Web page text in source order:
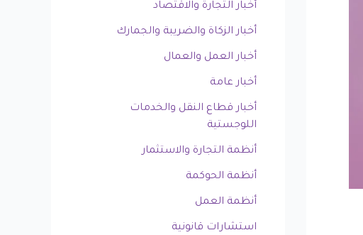
أخبار التجارة والاقتصاد
أخبار الزكاة والضريبة والجمارك
أخبار العمل والعمال
أخبار عامة
أخبار قطاع النقل والخدمات
اللوجستية
أنظمة التجارة والاستثمار
أنظمة الحوكمة
أنظمة العمل
استشارات قانونية